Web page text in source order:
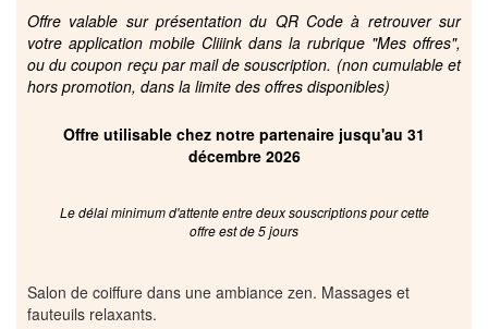
Offre valable sur présentation du QR Code à retrouver sur
votre application mobile Cliiink dans la rubrique "Mes offres",
ou du coupon reçu par mail de souscription. (non cumulable et
hors promotion, dans la limite des offres disponibles)
Offre utilisable chez notre partenaire jusqu'au 31
décembre 2026
Le délai minimum d'attente entre deux souscriptions pour cette
offre est de 5 jours
Salon de coiffure dans une ambiance zen. Massages et
fauteuils relaxants.